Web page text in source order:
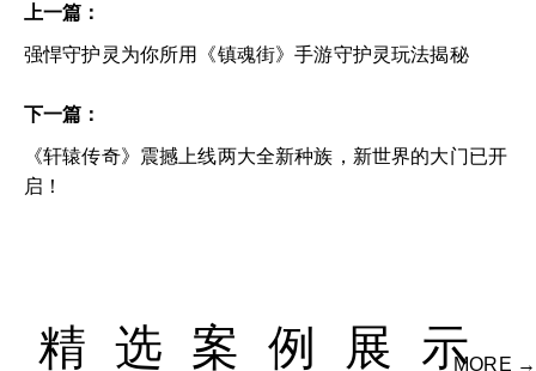
上一篇：
强悍守护灵为你所用《镇魂街》手游守护灵玩法揭秘
下一篇：
《轩辕传奇》震撼上线两大全新种族，新世界的大门已开
启！
精选案例展示MORE →